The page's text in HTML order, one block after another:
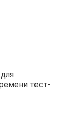
тест-